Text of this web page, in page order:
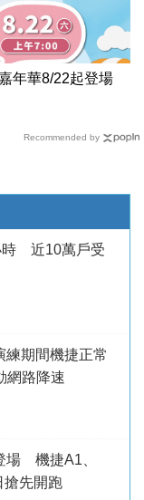
年華8/22起登場
Recommended by
時 近10萬戶受
期間機捷正常
網路降速
場 機捷A1、
搶先開跑